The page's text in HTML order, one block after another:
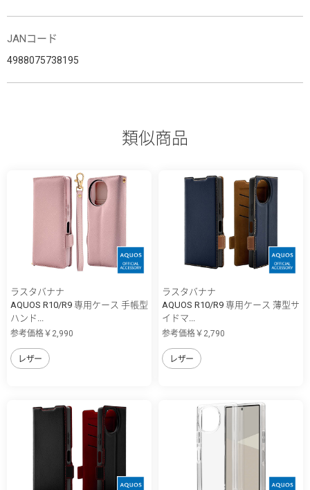
JANコード
4988075738195
類似商品
ラスタバナナ
AQUOS R10/R9 専用ケース 手帳型
ハンド...
参考価格￥2,990
レザー
ラスタバナナ
AQUOS R10/R9 専用ケース 薄型サ
イドマ...
参考価格￥2,790
レザー